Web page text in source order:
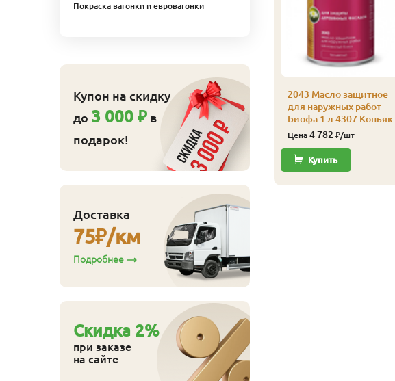
наружных работ
2043 Масло защитное
для наружных работ
Биофа 1 л 4307 Коньяк
Цена 4 782 ₽/шт
Купить
Покраска вагонки и евровагонки
Купон на скидку
до 3 000 ₽ в
подарок!
Доставка
75₽/км
Подробнее
Cкидка 2%
при заказе
на сайте